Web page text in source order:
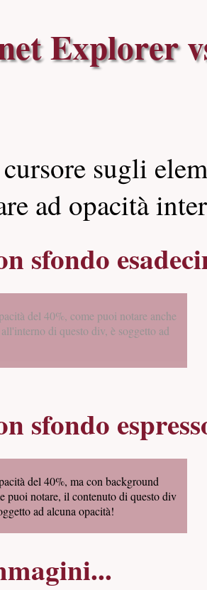
Explorer
sugli
ad opacità
sfondo
del 40%, come puoi notare anche
di questo div, è soggetto ad
sfondo
del 40%, ma con background
puoi notare, il contenuto di questo div
ad alcuna opacità!